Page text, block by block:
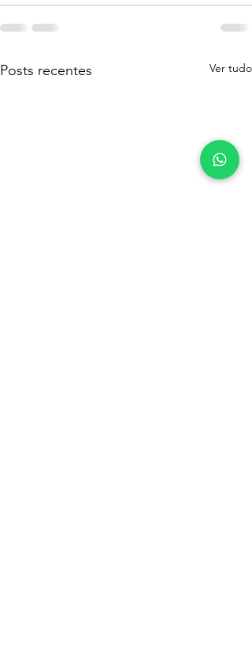
Posts recentes Ver tudo